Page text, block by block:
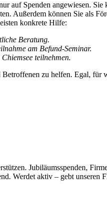
auf Spenden angewiesen.
Außerdem können Sie als
konkrete Hilfe:
Beratung.
am Befund-Seminar.
teilnehmen.
zu helfen. Egal,
Jubiläumsspenden,
Werdet aktiv – gebt unseren